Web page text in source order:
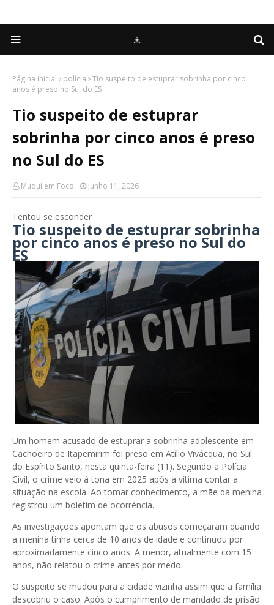
Página inicial polícia
Tio suspeito de estuprar sobrinha por cinco
anos é preso no Sul do ES
Tio suspeito de estuprar
sobrinha por cinco anos é preso
no Sul do ES
Muqui em Foco Junho 11, 2026
Tentou se esconder
Tio suspeito de estuprar sobrinha
por cinco anos é preso no Sul do
ES
Um homem acusado de estuprar a sobrinha adolescente em
Cachoeiro de Itapemirim foi preso em Atílio Vivácqua, no Sul
do Espírito Santo, nesta quinta-feira (11). Segundo a Polícia
Civil, o crime veio à tona em 2025 após a vítima contar a
situação na escola. Ao tomar conhecimento, a mãe da menina
registrou um boletim de ocorrência.
As investigações apontam que os abusos começaram quando
a menina tinha cerca de 10 anos de idade e continuou por
aproximadamente cinco anos. A menor, atualmente com 15
anos, não relatou o crime antes por medo.
O suspeito se mudou para a cidade vizinha assim que a família
descobriu o caso. Após o cumprimento de mandado de prisão